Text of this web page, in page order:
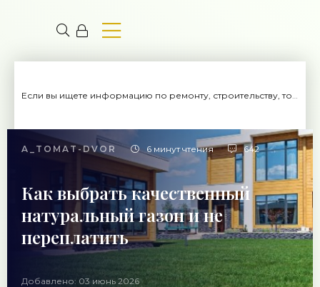
Если вы ищете информацию по ремонту, строительству, то вы попали на нужный сайт.
A_TOMAT-DVOR 6 минут чтения 642
Как выбрать качественный
натуральный газон и не
переплатить
Добавлено: 03 июнь 2026